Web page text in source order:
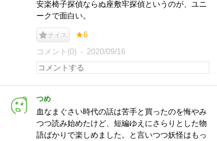
安楽椅子探偵ならぬ座敷牢探偵というのが、ユニ
ークで面白い。
ナイス ★6
コメント(0) 2020/09/16
つめ
血なまぐさい時代の話は苦手と買ったのを悔やみ
つつ読み始めたけど、短編ゆえにさらりとした物
語ばかりで楽しめました。と言いつつ妖怪はもっ